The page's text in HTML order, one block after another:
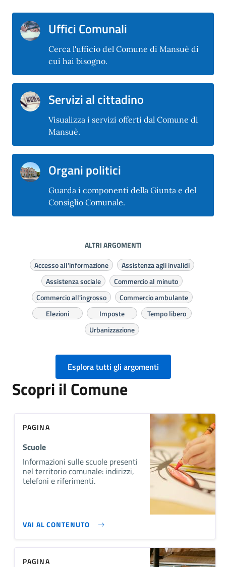
Uffici Comunali
Cerca l'ufficio del Comune di Mansuè di
cui hai bisogno.
Servizi al cittadino
Visualizza i servizi offerti dal Comune di
Mansuè.
Organi politici
Guarda i componenti della Giunta e del
Consiglio Comunale.
ALTRI ARGOMENTI
Accesso all'informazione
Assistenza agli invalidi
Assistenza sociale
Commercio al minuto
Commercio all'ingrosso
Commercio ambulante
Elezioni
Imposte
Tempo libero
Urbanizzazione
Esplora tutti gli argomenti
Scopri il Comune
PAGINA
Scuole
Informazioni sulle scuole presenti
nel territorio comunale: indirizzi,
telefoni e riferimenti.
VAI AL CONTENUTO
PAGINA